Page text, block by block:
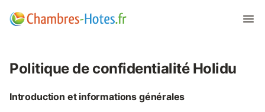
Politique de confidentialité Holidu
Introduction et informations générales